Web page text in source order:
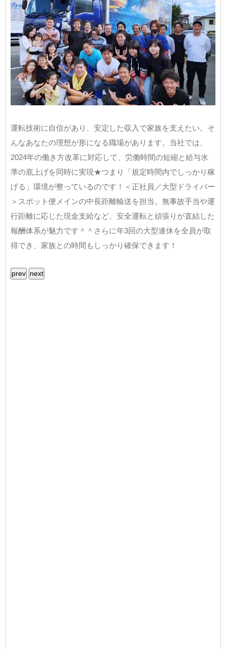
運転技術に自信があり、安定した収入で家族を支えたい。そ
んなあなたの理想が形になる職場があります。当社では、
2024年の働き方改革に対応して、労働時間の短縮と給与水
準の底上げを同時に実現★つまり「規定時間内でしっかり稼
げる」環境が整っているのです！＜正社員／大型ドライバー
＞スポット便メインの中長距離輸送を担当。無事故手当や運
行距離に応じた現金支給など、安全運転と頑張りが直結した
報酬体系が魅力です＾＾さらに年3回の大型連休を全員が取
得でき、家族との時間もしっかり確保できます！
prev next